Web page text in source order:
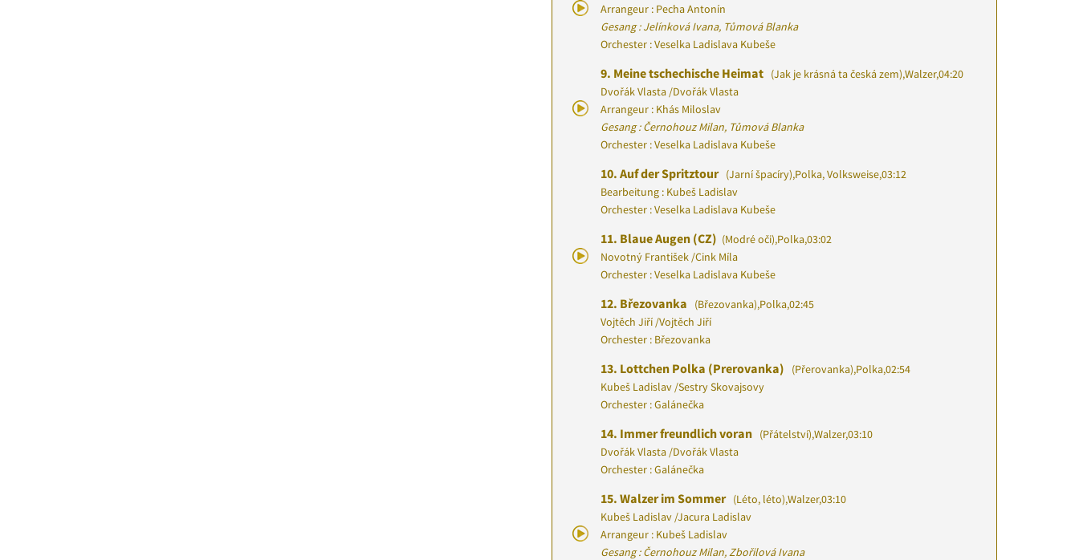
Arrangeur : Pecha Antonín
Gesang : Jelínková Ivana, Tůmová Blanka
Orchester : Veselka Ladislava Kubeše
9. Meine tschechische Heimat (Jak je krásná ta česká zem),Walzer,04:20
Dvořák Vlasta /Dvořák Vlasta
Arrangeur : Khás Miloslav
Gesang : Černohouz Milan, Tůmová Blanka
Orchester : Veselka Ladislava Kubeše
10. Auf der Spritztour (Jarní špacíry),Polka, Volksweise,03:12
Bearbeitung : Kubeš Ladislav
Orchester : Veselka Ladislava Kubeše
11. Blaue Augen (CZ) (Modré oči),Polka,03:02
Novotný František /Cink Míla
Orchester : Veselka Ladislava Kubeše
12. Březovanka (Březovanka),Polka,02:45
Vojtěch Jiří /Vojtěch Jiří
Orchester : Březovanka
13. Lottchen Polka (Prerovanka) (Přerovanka),Polka,02:54
Kubeš Ladislav /Sestry Skovajsovy
Orchester : Galánečka
14. Immer freundlich voran (Přátelství),Walzer,03:10
Dvořák Vlasta /Dvořák Vlasta
Orchester : Galánečka
15. Walzer im Sommer (Léto, léto),Walzer,03:10
Kubeš Ladislav /Jacura Ladislav
Arrangeur : Kubeš Ladislav
Gesang : Černohouz Milan, Zbořilová Ivana